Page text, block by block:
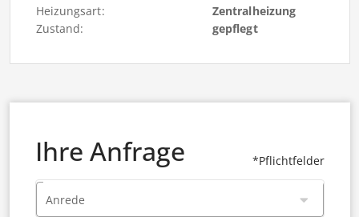
Heizungsart:
Zentralheizung
Zustand:
gepflegt
*Pflichtfelder
Ihre Anfrage
Anrede